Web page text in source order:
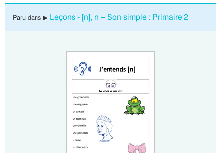
Paru dans ▶ Leçons - [n], n – Son simple : Primaire 2